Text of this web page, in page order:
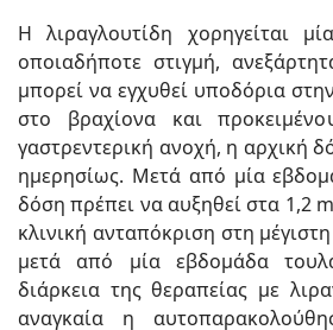
Η λιραγλουτίδη χορηγείται
οποιαδήποτε στιγμή,
μπορεί να εγχυθεί υποδόρια
στο βραχίονα και
γαστρεντερική ανοχή, η αρχική
ημερησίως. Μετά από μία
δόση πρέπει να αυξηθεί στα 1,2
κλινική ανταπόκριση στη
μετά από μία εβδομάδα
διάρκεια της θεραπείας με
αναγκαία η